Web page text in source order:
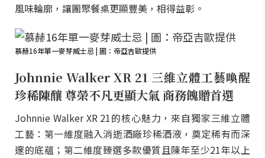
風味輪廓，讓團聚餐桌更顯豐美，相得益彰。
慕赫16年單一麥芽威士忌 | 圖：帝亞吉歐提供
Johnnie Walker XR 21 三維立體工藝喚醒
珍稀陳釀 尊榮不凡更顯大氣 商務餽贈首選
Johnnie Walker XR 21的核心魅力，來自獨家三維立體
工藝：第一維度融入消逝酒廠珍稀酒液，奠定稀有而深
邃的底蘊；第二維度臻選多款優質且陳年至少21年以上